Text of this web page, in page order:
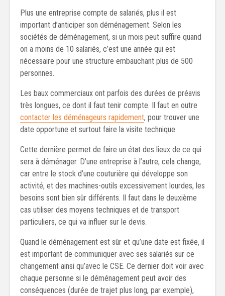
Plus une entreprise compte de salariés, plus il est
important d’anticiper son déménagement. Selon les
sociétés de déménagement, si un mois peut suffire quand
on a moins de 10 salariés, c’est une année qui est
nécessaire pour une structure embauchant plus de 500
personnes.
Les baux commerciaux ont parfois des durées de préavis
très longues, ce dont il faut tenir compte. Il faut en outre
contacter les déménageurs rapidement, pour trouver une
date opportune et surtout faire la visite technique.
Cette dernière permet de faire un état des lieux de ce qui
sera à déménager. D’une entreprise à l’autre, cela change,
car entre le stock d’une couturière qui développe son
activité, et des machines-outils excessivement lourdes, les
besoins sont bien sûr différents. Il faut dans le deuxième
cas utiliser des moyens techniques et de transport
particuliers, ce qui va influer sur le devis.
Quand le déménagement est sûr et qu’une date est fixée, il
est important de communiquer avec ses salariés sur ce
changement ainsi qu’avec le CSE. Ce dernier doit voir avec
chaque personne si le déménagement peut avoir des
conséquences (durée de trajet plus long, par exemple),